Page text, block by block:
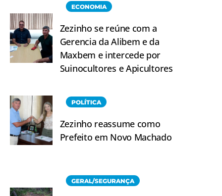
ECONOMIA
Zezinho se reúne com a
Gerencia da Alibem e da
Maxbem e intercede por
Suinocultores e Apicultores
POLÍTICA
Zezinho reassume como
Prefeito em Novo Machado
GERAL/SEGURANÇA